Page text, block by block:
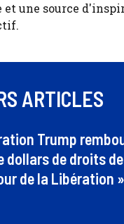
et une source
ARTICLES
Trump
dollars de droits
de la Libération »